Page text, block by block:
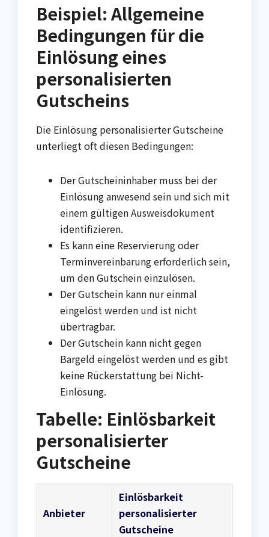
Beispiel: Allgemeine
Bedingungen für die
Einlösung eines
personalisierten
Gutscheins
Die Einlösung personalisierter Gutscheine
unterliegt oft diesen Bedingungen:
Der Gutscheininhaber muss bei der
Einlösung anwesend sein und sich mit
einem gültigen Ausweisdokument
identifizieren.
Es kann eine Reservierung oder
Terminvereinbarung erforderlich sein,
um den Gutschein einzulösen.
Der Gutschein kann nur einmal
eingelöst werden und ist nicht
übertragbar.
Der Gutschein kann nicht gegen
Bargeld eingelöst werden und es gibt
keine Rückerstattung bei Nicht-
Einlösung.
Tabelle: Einlösbarkeit
personalisierter
Gutscheine
Anbieter
Einlösbarkeit
personalisierter
Gutscheine